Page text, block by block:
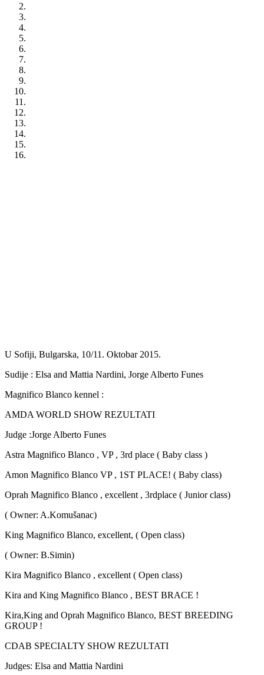
U Sofiji, Bulgarska, 10/11. Oktobar 2015.
Sudije : Elsa and Mattia Nardini, Jorge Alberto Funes
Magnifico Blanco kennel :
AMDA WORLD SHOW REZULTATI
Judge :Jorge Alberto Funes
Astra Magnifico Blanco , VP , 3rd place ( Baby class )
Amon Magnifico Blanco VP , 1ST PLACE! ( Baby class)
Oprah Magnifico Blanco , excellent , 3rdplace ( Junior class)
( Owner: A.Komušanac)
King Magnifico Blanco, excellent, ( Open class)
( Owner: B.Simin)
Kira Magnifico Blanco , excellent ( Open class)
Kira and King Magnifico Blanco , BEST BRACE !
Kira,King and Oprah Magnifico Blanco, BEST BREEDING
GROUP !
CDAB SPECIALTY SHOW REZULTATI
Judges: Elsa and Mattia Nardini